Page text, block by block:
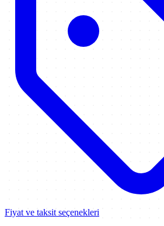
Fiyat ve taksit seçenekleri